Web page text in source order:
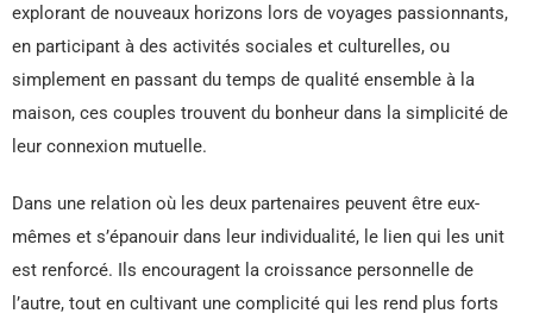
explorant de nouveaux horizons lors de voyages passionnants,
en participant à des activités sociales et culturelles, ou
simplement en passant du temps de qualité ensemble à la
maison, ces couples trouvent du bonheur dans la simplicité de
leur connexion mutuelle.
Dans une relation où les deux partenaires peuvent être eux-
mêmes et s’épanouir dans leur individualité, le lien qui les unit
est renforcé. Ils encouragent la croissance personnelle de
l’autre, tout en cultivant une complicité qui les rend plus forts